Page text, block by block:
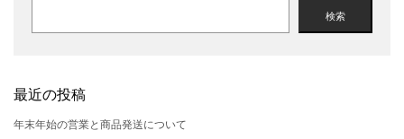
検索
最近の投稿
年末年始の営業と商品発送について